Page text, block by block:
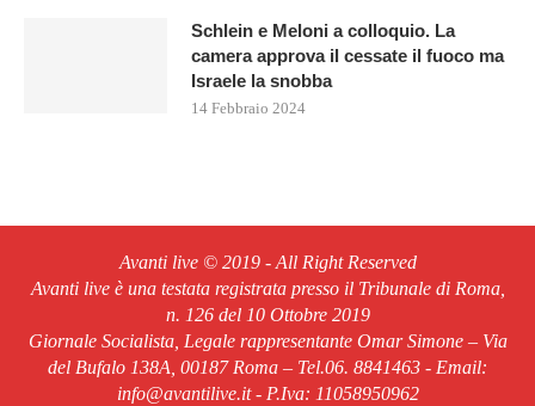
Schlein e Meloni a colloquio. La
camera approva il cessate il fuoco ma
Israele la snobba
14 Febbraio 2024
Avanti live © 2019 - All Right Reserved
Avanti live è una testata registrata presso il Tribunale di Roma,
n. 126 del 10 Ottobre 2019
Giornale Socialista, Legale rappresentante Omar Simone – Via
del Bufalo 138A, 00187 Roma – Tel.06. 8841463 - Email:
info@avantilive.it - P.Iva: 11058950962